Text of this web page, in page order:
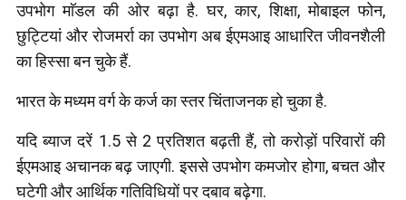
उपभोग माॅडल की ओर बढ़ा है. घर, कार, शिक्षा, मोबाइल फोन,
छुट्टियां और रोजमर्रा का उपभोग अब ईएमआइ आधारित जीवनशैली
का हिस्सा बन चुके हैं.
भारत के मध्यम वर्ग के कर्ज का स्तर चिंताजनक हो चुका है.
यदि ब्याज दरें 1.5 से 2 प्रतिशत बढ़ती हैं, तो करोड़ों परिवारों की
ईएमआइ अचानक बढ़ जाएगी. इससे उपभोग कमजोर होगा, बचत और
घटेगी और आर्थिक गतिविधियों पर दबाव बढ़ेगा.